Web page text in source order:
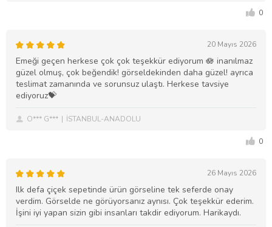
0
20 Mayıs 2026
Emeği geçen herkese çok çok teşekkür ediyorum 🪷 inanılmaz
güzel olmuş, çok beğendik! görseldekinden daha güzel! ayrıca
teslimat zamanında ve sorunsuz ulaştı. Herkese tavsiye
ediyoruz💝
O*** G*** İSTANBUL-ANADOLU
0
26 Mayıs 2026
Ilk defa çiçek sepetinde ürün görseline tek seferde onay
verdim. Görselde ne görüyorsanız aynısı. Çok teşekkür ederim.
İşini iyi yapan sizin gibi insanları takdir ediyorum. Harikaydı.